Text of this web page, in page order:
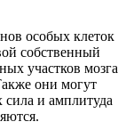
особых клеток
собственный
участков мозга
они могут
сила и амплитуда